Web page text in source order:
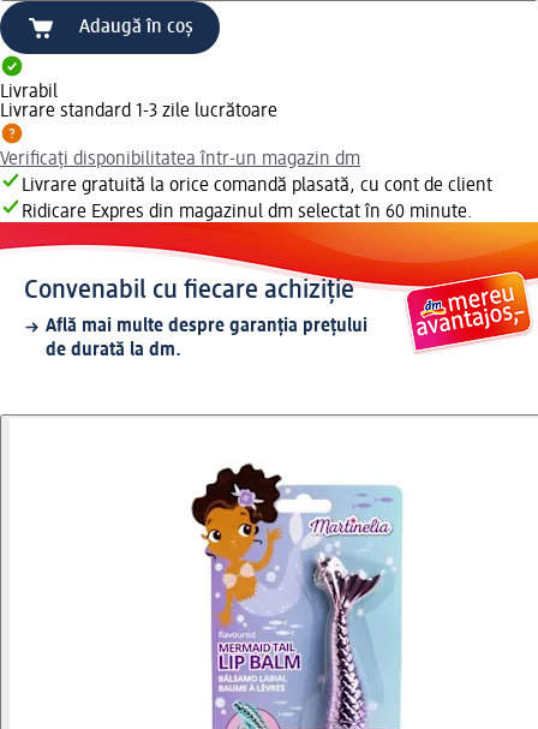
Adaugă în coș
Livrabil
Livrare standard 1-3 zile lucrătoare
Verificați disponibilitatea într-un magazin dm
Livrare gratuită la orice comandă plasată, cu cont de client
Ridicare Expres din magazinul dm selectat în 60 minute.
Convenabil cu fiecare achiziție
Află mai multe despre garanția prețului
de durată la dm.